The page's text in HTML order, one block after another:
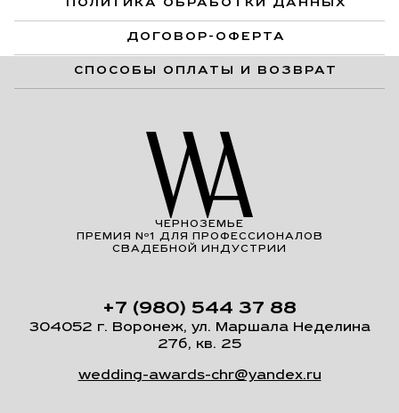
ПОЛИТИКА ОБРАБОТКИ ДАННЫХ
ДОГОВОР-ОФЕРТА
СПОСОБЫ ОПЛАТЫ И ВОЗВРАТ
ЧЕРНОЗЕМЬЕ
ПРЕМИЯ Nº1 ДЛЯ ПРОФЕССИОНАЛОВ
СВАДЕБНОЙ ИНДУСТРИИ
+7 (980) 544 37 88
304052 г. Воронеж, ул. Маршала Неделина
27б, кв. 25
wedding-awards-chr@yandex.ru